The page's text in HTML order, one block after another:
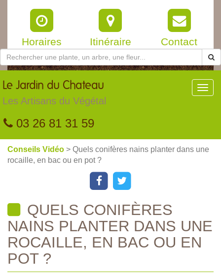
Horaires Itinéraire Contact
Le Jardin du Chateau
Les Artisans du Végétal
03 26 81 31 59
Conseils Vidéo > Quels conifères nains planter dans une
rocaille, en bac ou en pot ?
QUELS CONIFÈRES
NAINS PLANTER DANS UNE
ROCAILLE, EN BAC OU EN
POT ?